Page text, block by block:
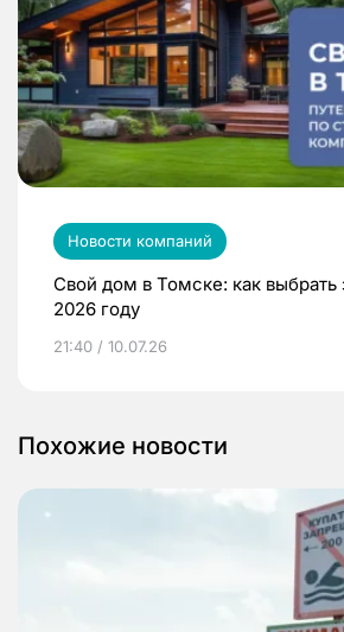
Новости компаний
Свой дом в Томске: как выбрать
2026 году
21:40 / 10.07.26
Похожие новости